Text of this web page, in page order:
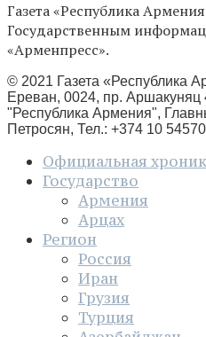
Газета «Республика
Государственным
«Арменпресс».
© 2021 Газета «Республика
Ереван, 0024, пр. Аршакуняц
"Республика Армения",
Петросян, Тел.: +374 10
Официальная
Государство
Армения
Арцах
Регион
Россия
Иран
Грузия
Турция